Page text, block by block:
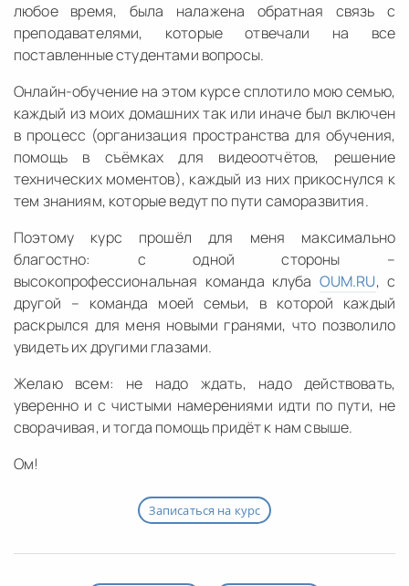
любое время, была налажена обратная связь с
преподавателями, которые отвечали на все
поставленные студентами вопросы.
Онлайн-обучение на этом курсе сплотило мою семью,
каждый из моих домашних так или иначе был включен
в процесс (организация пространства для обучения,
помощь в съёмках для видеоотчётов, решение
технических моментов), каждый из них прикоснулся к
тем знаниям, которые ведут по пути саморазвития.
Поэтому курс прошёл для меня максимально
благостно: с одной стороны –
высокопрофессиональная команда клуба OUM.RU, с
другой – команда моей семьи, в которой каждый
раскрылся для меня новыми гранями, что позволило
увидеть их другими глазами.
Желаю всем: не надо ждать, надо действовать,
уверенно и с чистыми намерениями идти по пути, не
сворачивая, и тогда помощь придёт к нам свыше.
Ом!
Записаться на курс